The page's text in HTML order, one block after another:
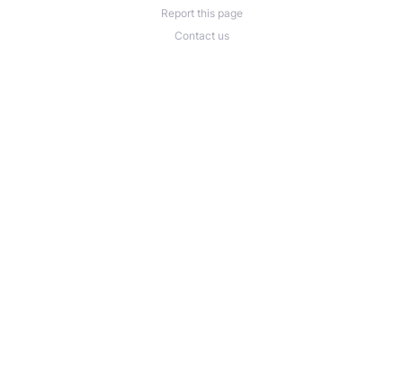
Report this page
Contact us